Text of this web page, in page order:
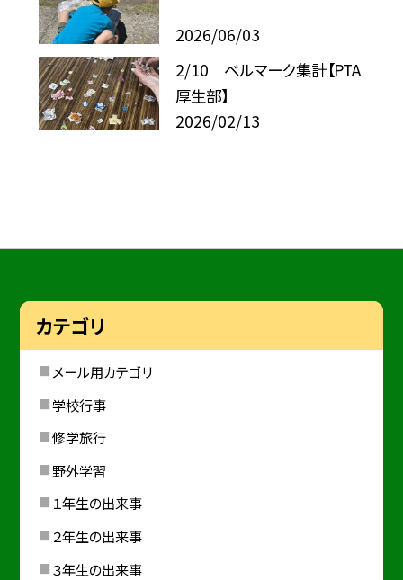
2026/06/03
2/10 ベルマーク集計【PTA
厚生部】
2026/02/13
カテゴリ
メール用カテゴリ
学校行事
修学旅行
野外学習
１年生の出来事
２年生の出来事
３年生の出来事